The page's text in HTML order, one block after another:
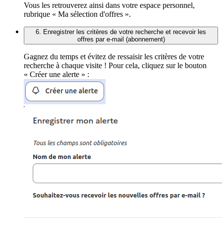
Vous les retrouverez ainsi dans votre espace personnel,
rubrique « Ma sélection d'offres ».
6. Enregistrer les critères de votre recherche et recevoir les
offres par e-mail (abonnement)
Gagnez du temps et évitez de ressaisir les critères de votre
recherche à chaque visite ! Pour cela, cliquez sur le bouton
« Créer une alerte » :